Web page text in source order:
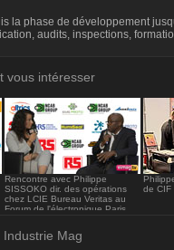
iframe>
la phase de développement
audits, inspections,
vous intéresser
Rencontre avec Philippe
SISSOKO dir. des opérations
chez LCIE Bureau Veritas au
Forum de l'électronique Paris
de CIF
Mag